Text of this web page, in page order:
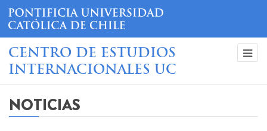
CENTRO DE ESTUDIOS
INTERNACIONALES UC
NOTICIAS